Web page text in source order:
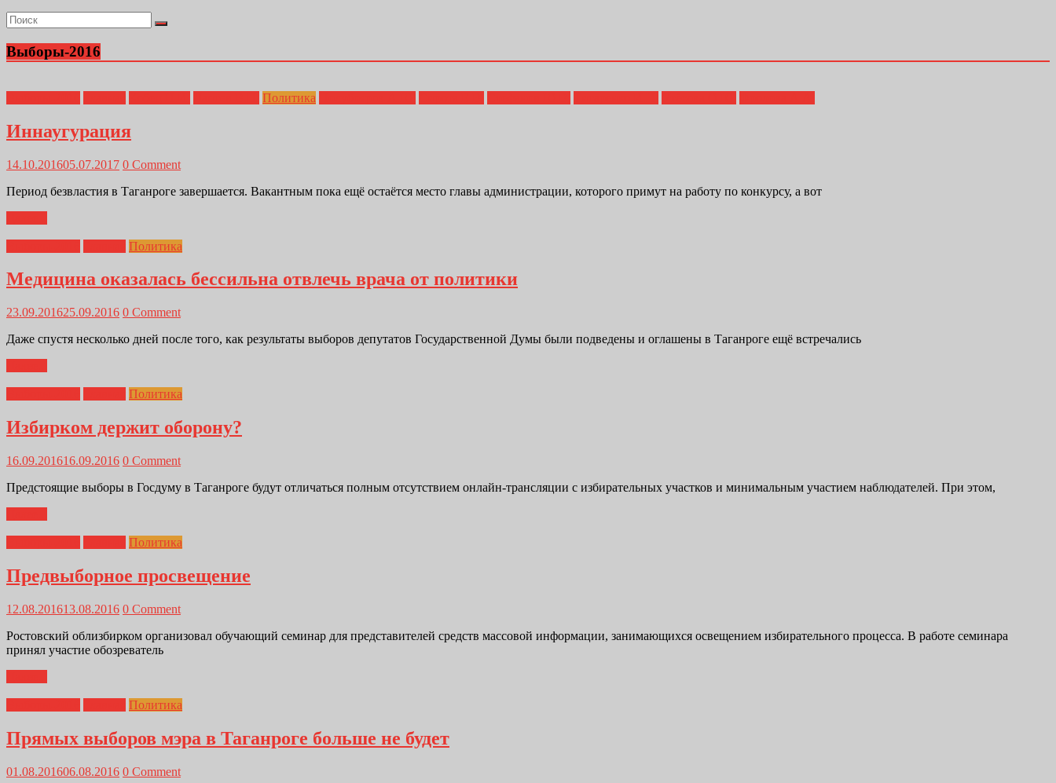
Выборы-2016
Политика
Иннаугурация
14.10.201605.07.2017 0 Comment
Период безвластия в Таганроге завершается. Вакантным пока ещё остаётся место главы администрации, которого примут на работу по конкурсу, а вот
Политика
Медицина оказалась бессильна отвлечь врача от политики
23.09.201625.09.2016 0 Comment
Даже спустя несколько дней после того, как результаты выборов депутатов Государственной Думы были подведены и оглашены в Таганроге ещё встречались
Политика
Избирком держит оборону?
16.09.201616.09.2016 0 Comment
Предстоящие выборы в Госдуму в Таганроге будут отличаться полным отсутствием онлайн-трансляции с избирательных участков и минимальным участием наблюдателей. При этом,
Политика
Предвыборное просвещение
12.08.201613.08.2016 0 Comment
Ростовский облизбирком организовал обучающий семинар для представителей средств массовой информации, занимающихся освещением избирательного процесса. В работе семинара
принял участие обозреватель
Политика
Прямых выборов мэра в Таганроге больше не будет
01.08.201606.08.2016 0 Comment